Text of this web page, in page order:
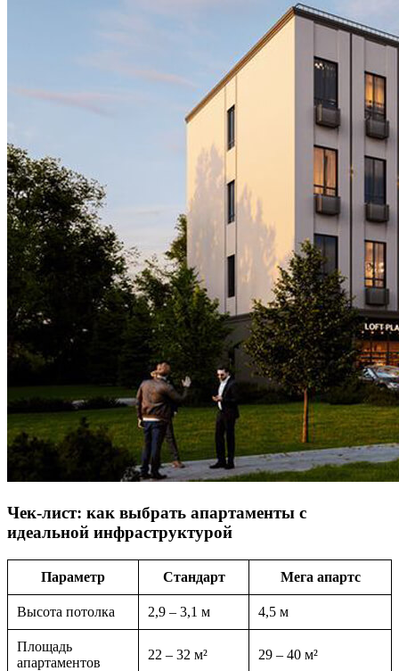
Чек-лист: как выбрать апартаменты с
идеальной инфраструктурой
Параметр Стандарт Мега апартс
Высота потолка 2,9 – 3,1 м 4,5 м
Площадь
апартаментов
22 – 32 м² 29 – 40 м²